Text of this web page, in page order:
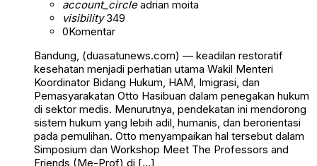
account_circleadrian moita
visibility349
0Komentar
Bandung, (duasatunews.com) — keadilan restoratif
kesehatan menjadi perhatian utama Wakil Menteri
Koordinator Bidang Hukum, HAM, Imigrasi, dan
Pemasyarakatan Otto Hasibuan dalam penegakan hukum
di sektor medis. Menurutnya, pendekatan ini mendorong
sistem hukum yang lebih adil, humanis, dan berorientasi
pada pemulihan. Otto menyampaikan hal tersebut dalam
Simposium dan Workshop Meet The Professors and
Friends (Me-Prof) di […]